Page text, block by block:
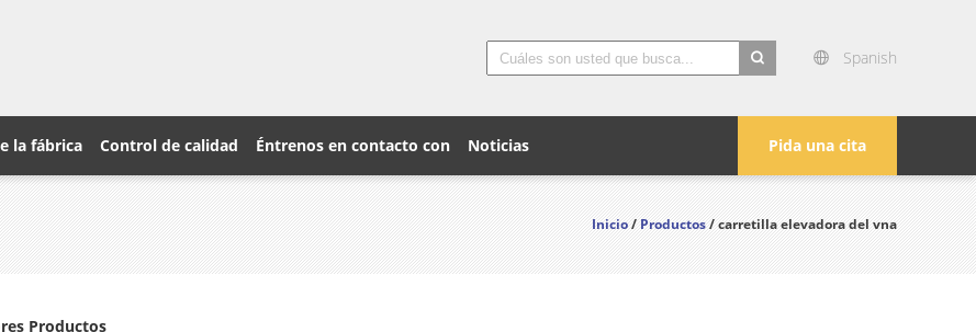
Spanish
Pida una cita
la fábrica Control de calidad Éntrenos en contacto con Noticias
Inicio/Productos/ carretilla elevadora del vna
Productos